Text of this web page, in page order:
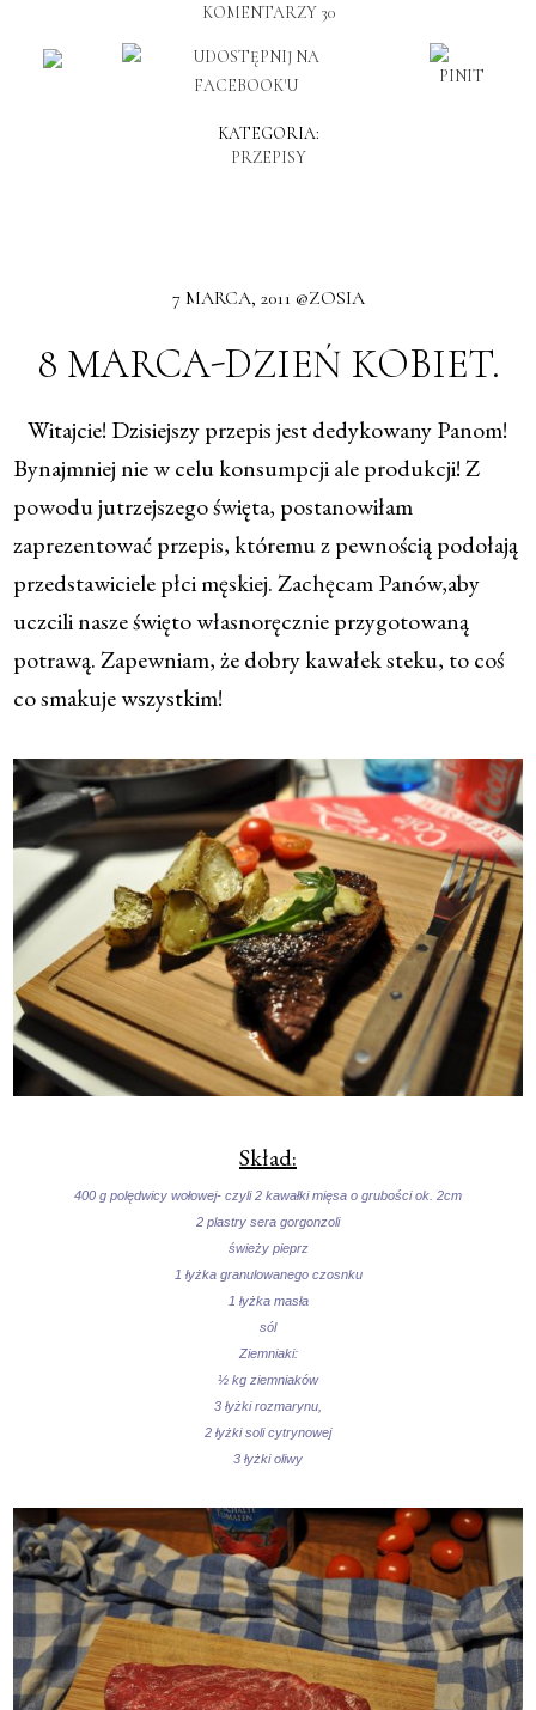
KOMENTARZY 30
KATEGORIA:
PRZEPISY
7 MARCA, 2011 @ZOSIA
8 MARCA-DZIEŃ KOBIET.
Witajcie! Dzisiejszy przepis jest dedykowany Panom!
Bynajmniej nie w celu konsumpcji ale produkcji! Z
powodu jutrzejszego święta, postanowiłam
zaprezentować przepis, któremu z pewnością podołają
przedstawiciele płci męskiej. Zachęcam Panów,aby
uczcili nasze święto własnoręcznie przygotowaną
potrawą. Zapewniam, że dobry kawałek steku, to coś
co smakuje wszystkim!
Skład:
400 g polędwicy wołowej- czyli 2 kawałki mięsa o grubości ok. 2cm
2 plastry sera gorgonzoli
świeży pieprz
1 łyżka granulowanego czosnku
1 łyżka masła
sól
Ziemniaki:
½ kg ziemniaków
3 łyżki rozmarynu,
2 łyżki soli cytrynowej
3 łyżki oliwy